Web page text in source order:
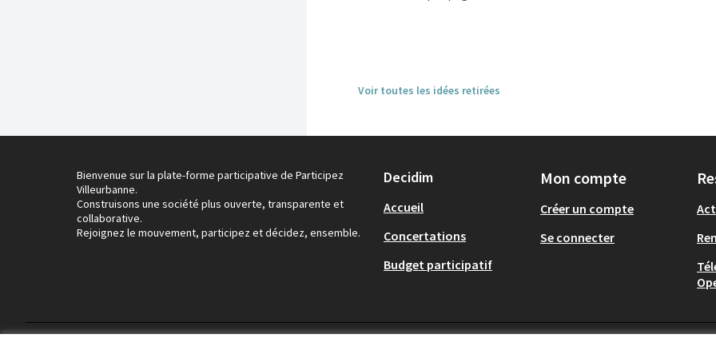
Voir toutes les idées retirées
Bienvenue sur la plate-forme participative de Participez
Villeurbanne.
Construisons une société plus ouverte, transparente et
collaborative.
Rejoignez le mouvement, participez et décidez, ensemble.
Decidim
Accueil
Concertations
Budget participatif
Mon compte
Créer un compte
Se connecter